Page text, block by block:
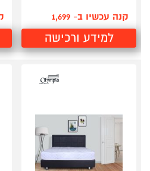
קנה עכשיו ב- 1,699
למידע ורכישה